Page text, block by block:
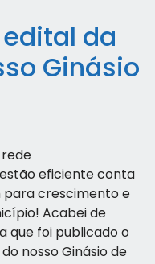
da
Ginásio
eficiente conta
crescimento e
Acabei de
que foi publicado o
nosso Ginásio de